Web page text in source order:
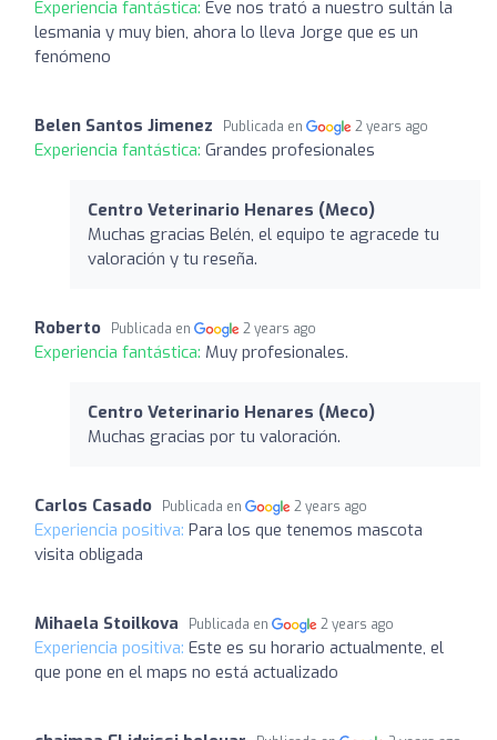
Experiencia fantástica: Eve nos trató a nuestro sultán la
lesmania y muy bien, ahora lo lleva Jorge que es un
fenómeno
Belen Santos Jimenez Publicada en 2 years ago
Experiencia fantástica: Grandes profesionales
Centro Veterinario Henares (Meco)
Muchas gracias Belén, el equipo te agracede tu
valoración y tu reseña.
Roberto Publicada en 2 years ago
Experiencia fantástica: Muy profesionales.
Centro Veterinario Henares (Meco)
Muchas gracias por tu valoración.
Carlos Casado Publicada en 2 years ago
Experiencia positiva: Para los que tenemos mascota
visita obligada
Mihaela Stoilkova Publicada en 2 years ago
Experiencia positiva: Este es su horario actualmente, el
que pone en el maps no está actualizado